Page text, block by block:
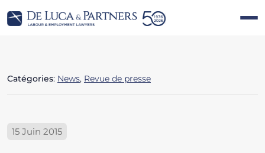
Catégories: News, Revue de presse
15 Juin 2015